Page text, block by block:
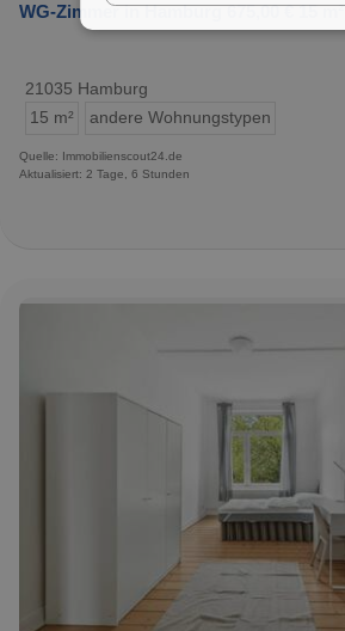
WG-Zimmer in Hamburg 675,00 € 15 m²
21035 Hamburg
15 m²
andere Wohnungstypen
Quelle: Immobilienscout24.de
Aktualisiert: 2 Tage, 6 Stunden